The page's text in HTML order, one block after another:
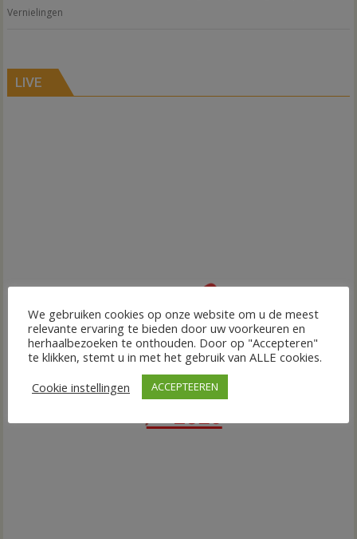
Vernielingen
LIVE
We gebruiken cookies op onze website om u de meest
relevante ervaring te bieden door uw voorkeuren en
herhaalbezoeken te onthouden. Door op "Accepteren"
te klikken, stemt u in met het gebruik van ALLE cookies.
Cookie instellingen
ACCEPTEEREN